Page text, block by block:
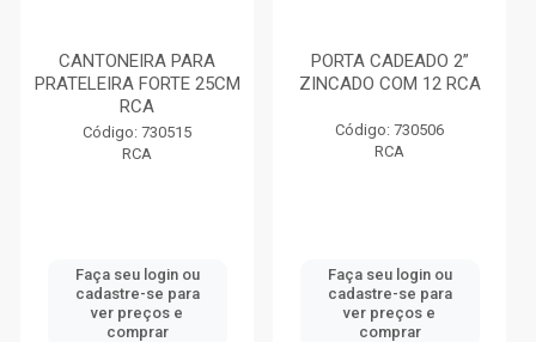
CANTONEIRA PARA
PRATELEIRA FORTE 25CM
RCA
Código: 730515
RCA
Faça seu login ou
cadastre-se para
ver preços e
comprar
PORTA CADEADO 2”
ZINCADO COM 12 RCA
Código: 730506
RCA
Faça seu login ou
cadastre-se para
ver preços e
comprar